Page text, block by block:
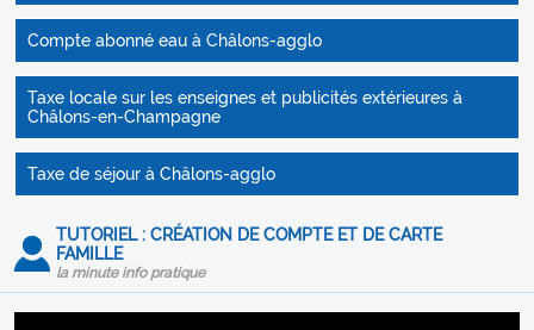
Compte abonné eau à Châlons-agglo
Taxe locale sur les enseignes et publicités extérieures à
Châlons-en-Champagne
Taxe de séjour à Châlons-agglo
TUTORIEL : CRÉATION DE COMPTE ET DE CARTE
FAMILLE
la minute info pratique